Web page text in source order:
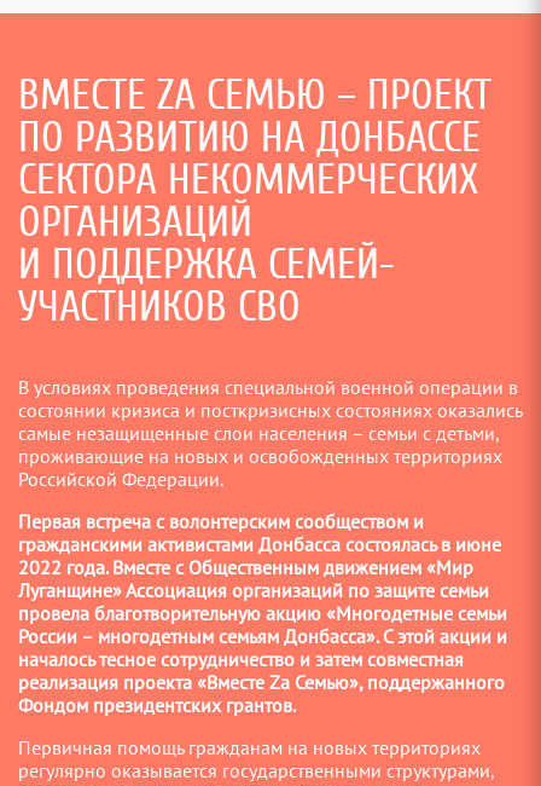
ВМЕСТЕ ZА СЕМЬЮ – ПРОЕКТ
ПО РАЗВИТИЮ НА ДОНБАССЕ
СЕКТОРА НЕКОММЕРЧЕСКИХ
ОРГАНИЗАЦИЙ
И ПОДДЕРЖКА СЕМЕЙ-
УЧАСТНИКОВ СВО
В условиях проведения специальной военной операции в
состоянии кризиса и посткризисных состояниях оказались
самые незащищенные слои населения – семьи с детьми,
проживающие на новых и освобожденных территориях
Российской Федерации.
Первая встреча с волонтерским сообществом и
гражданскими активистами Донбасса состоялась в июне
2022 года. Вместе с Общественным движением «Мир
Луганщине» Ассоциация организаций по защите семьи
провела благотворительную акцию «Многодетные семьи
России – многодетным семьям Донбасса». С этой акции и
началось тесное сотрудничество и затем совместная
реализация проекта «Вместе Zа Семью», поддержанного
Фондом президентских грантов.
Первичная помощь гражданам на новых территориях
регулярно оказывается государственными структурами,